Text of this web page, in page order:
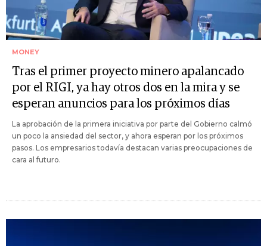
MONEY
Tras el primer proyecto minero apalancado
por el RIGI, ya hay otros dos en la mira y se
esperan anuncios para los próximos días
La aprobación de la primera iniciativa por parte del Gobierno calmó
un poco la ansiedad del sector, y ahora esperan por los próximos
pasos. Los empresarios todavía destacan varias preocupaciones de
cara al futuro.